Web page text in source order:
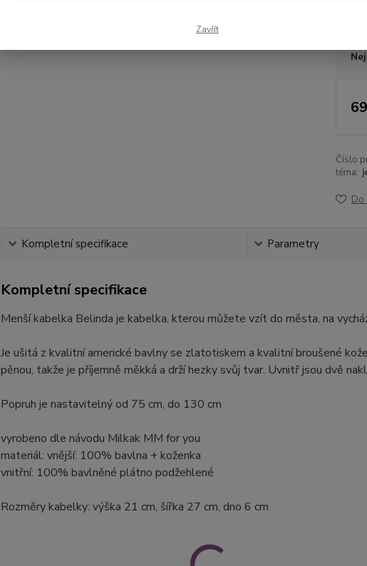
Číslo
téma:
Do
Kompletní specifikace Parametry
Kompletní specifikace
Menší kabelka Belinda je kabelka, kterou můžete vzít do města, na
Je ušitá z kvalitní americké bavlny se zlatotiskem a kvalitní broušené
pěnou, takže je příjemně měkká a drží hezky svůj tvar. Uvnitř jsou dvě
Popruh je nastavitelný od 75 cm, do 130 cm
vyrobeno dle návodu Milkak MM for you
materiál: vnější: 100% bavlna + koženka
vnitřní: 100% bavlněné plátno podžehlené
Rozměry kabelky: výška 21 cm, šířka 27 cm, dno 6 cm
Zavřít